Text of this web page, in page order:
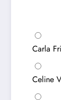
Carla
Celine